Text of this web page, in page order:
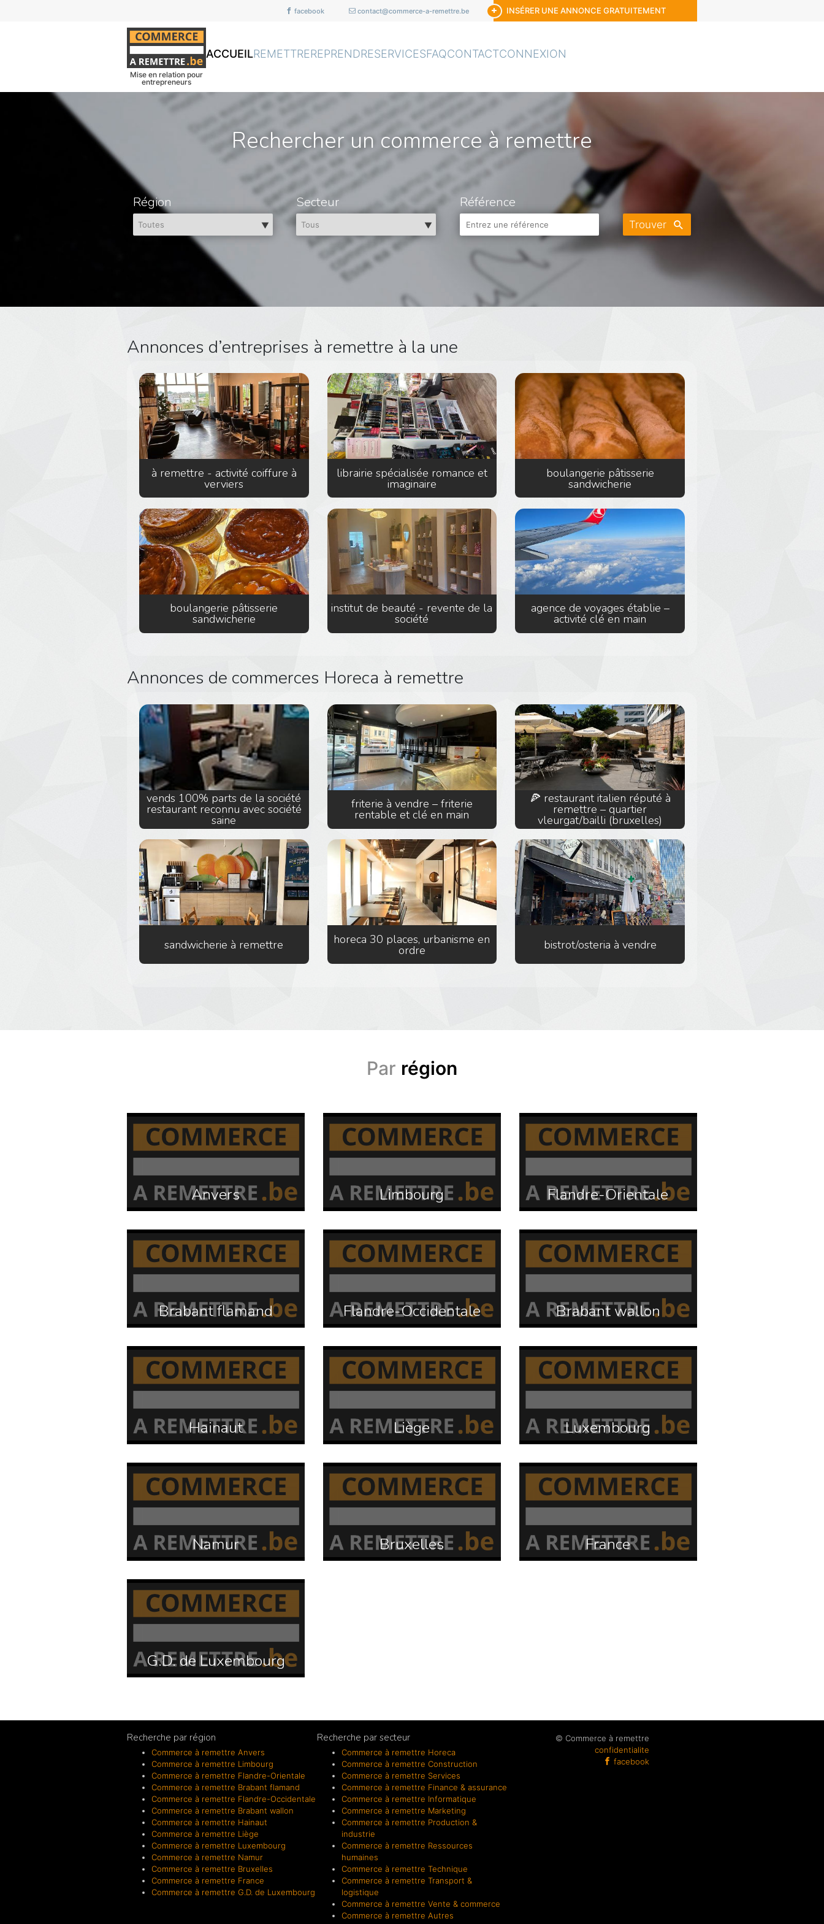
facebook contact@commerce-a-remettre.be INSÉRER UNE ANNONCE GRATUITEMENT
Mise en relation pour
entrepreneurs
ACCUEILREMETTREREPRENDRESERVICESFAQCONTACTCONNEXION
Rechercher un commerce à remettre
Région Secteur Référence
Trouver
Annonces d’entreprises à remettre à la une
à remettre - activité coiffure à
verviers
librairie spécialisée romance et
imaginaire
boulangerie pâtisserie
sandwicherie
boulangerie pâtisserie
sandwicherie
institut de beauté - revente de la
société
agence de voyages établie –
activité clé en main
Annonces de commerces Horeca à remettre
vends 100% parts de la société
restaurant reconnu avec société
saine
friterie à vendre – friterie
rentable et clé en main
🍕 restaurant italien réputé à
remettre – quartier
vleurgat/bailli (bruxelles)
sandwicherie à remettre horeca 30 places, urbanisme en
ordre bistrot/osteria à vendre
Par région
Anvers Limbourg Flandre-Orientale
Brabant flamand Flandre-Occidentale Brabant wallon
Hainaut Liège Luxembourg
Namur Bruxelles France
G.D. de Luxembourg
Recherche par région
Commerce à remettre Anvers
Commerce à remettre Limbourg
Commerce à remettre Flandre-Orientale
Commerce à remettre Brabant flamand
Commerce à remettre Flandre-Occidentale
Commerce à remettre Brabant wallon
Commerce à remettre Hainaut
Commerce à remettre Liège
Commerce à remettre Luxembourg
Commerce à remettre Namur
Commerce à remettre Bruxelles
Commerce à remettre France
Commerce à remettre G.D. de Luxembourg
Recherche par secteur
Commerce à remettre Horeca
Commerce à remettre Construction
Commerce à remettre Services
Commerce à remettre Finance & assurance
Commerce à remettre Informatique
Commerce à remettre Marketing
Commerce à remettre Production &
industrie
Commerce à remettre Ressources
humaines
Commerce à remettre Technique
Commerce à remettre Transport &
logistique
Commerce à remettre Vente & commerce
Commerce à remettre Autres
© Commerce à remettre
confidentialite
facebook